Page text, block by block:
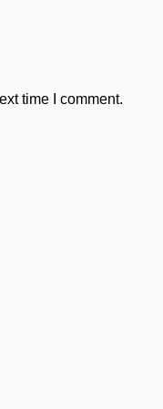
time I comment.